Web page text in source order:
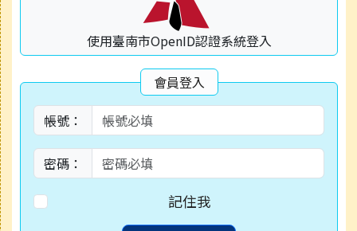
使用臺南市OpenID認證系統登入
會員登入
帳號：
密碼：
記住我